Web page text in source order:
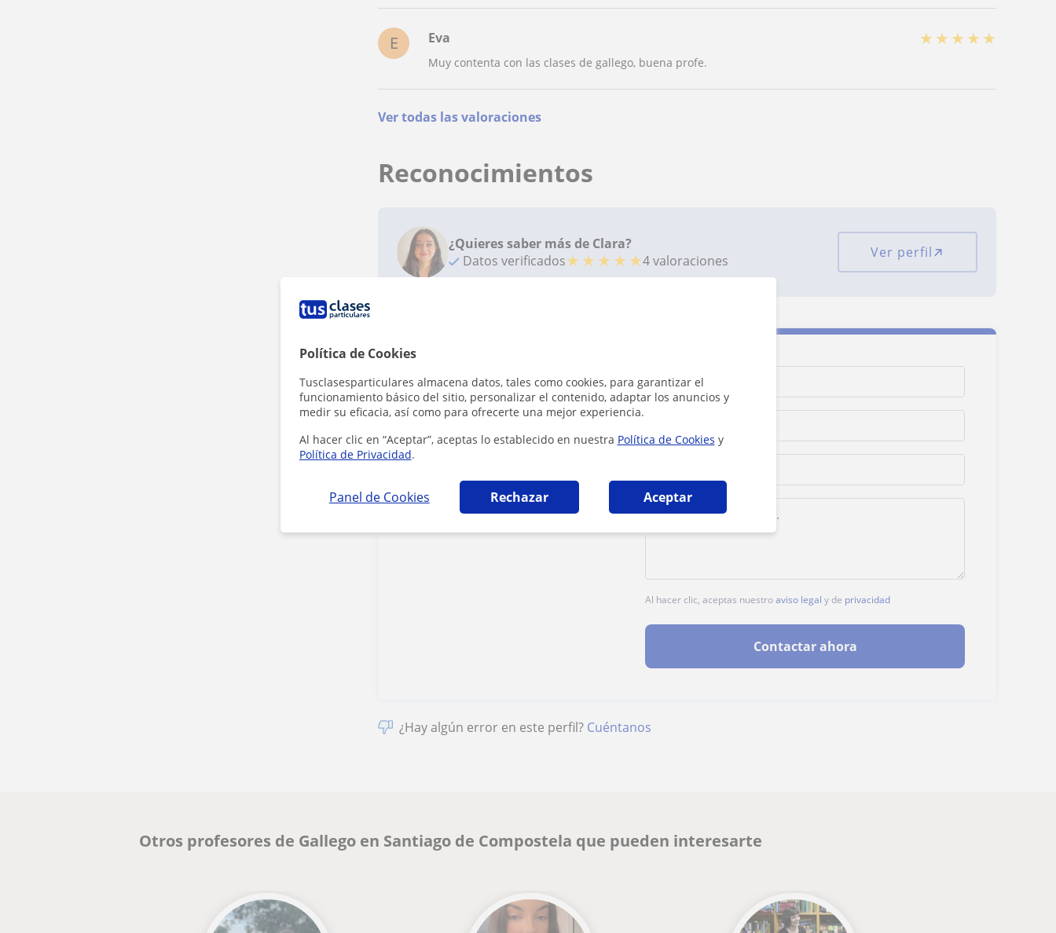
Política de Cookies
Tusclasesparticulares almacena datos, tales como cookies, para garantizar el
funcionamiento básico del sitio, personalizar el contenido, adaptar los anuncios y
medir su eficacia, así como para ofrecerte una mejor experiencia.
Al hacer clic en “Aceptar”, aceptas lo establecido en nuestra Política de Cookies y
Política de Privacidad.
Panel de Cookies Rechazar Aceptar
E Eva ★ ★ ★ ★ ★
Muy contenta con las clases de gallego, buena profe.
Ver todas las valoraciones
Reconocimientos
¿Quieres saber más de Clara?
Datos verificados★ ★ ★ ★ ★4 valoraciones Ver perfil
Contacta con Clara
Tarifa 19€/h
1ª clase gratis
Al hacer clic, aceptas nuestroaviso legal y de privacidad
Contactar ahora
¿Hay algún error en este perfil? Cuéntanos
Otros profesores de Gallego en Santiago de Compostela que pueden interesarte